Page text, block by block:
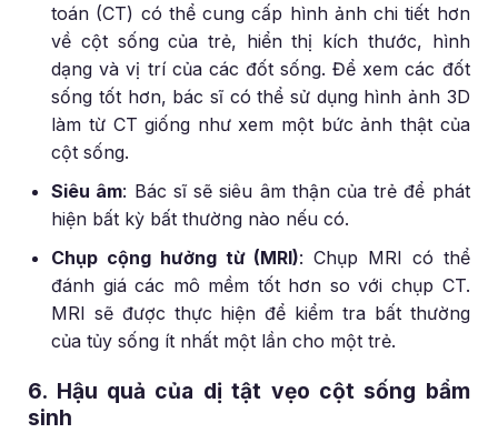
toán (CT) có thể cung cấp hình ảnh chi tiết hơn
về cột sống của trẻ, hiển thị kích thước, hình
dạng và vị trí của các đốt sống. Để xem các đốt
sống tốt hơn, bác sĩ có thể sử dụng hình ảnh 3D
làm từ CT giống như xem một bức ảnh thật của
cột sống.
Siêu âm: Bác sĩ sẽ siêu âm thận của trẻ để phát
hiện bất kỳ bất thường nào nếu có.
Chụp cộng hưởng từ (MRI):Chụp MRI có thể
đánh giá các mô mềm tốt hơn so với chụp CT.
MRI sẽ được thực hiện để kiểm tra bất thường
của tủy sống ít nhất một lần cho một trẻ.
6. Hậu quả của dị tật vẹo cột sống bẩm
sinh